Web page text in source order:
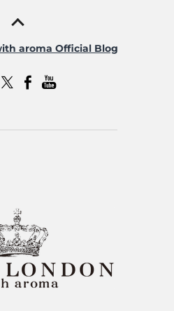
aroma Official Blog